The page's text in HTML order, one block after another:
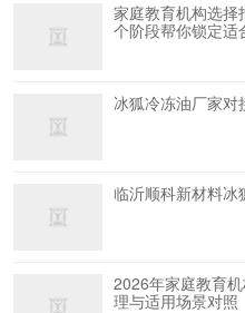
家庭教育机构选择
个阶段帮你锁定适
冰狐冷冻油厂家对
临沂顺科新材料冰
2026年家庭教育
理与适用场景对照